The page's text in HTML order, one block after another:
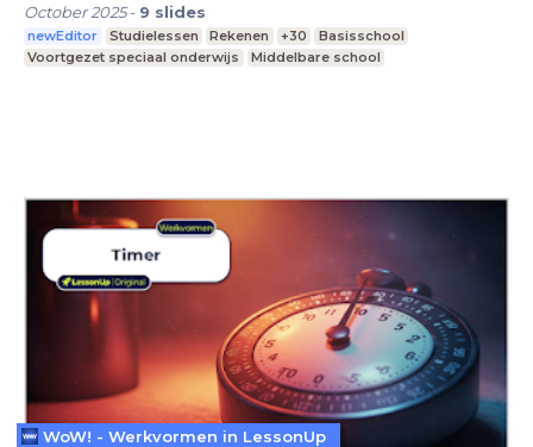
October 2025- 9 slides
newEditor Studielessen Rekenen +30
Basisschool
Voortgezet speciaal onderwijs
Middelbare school
WoW! - Werkvormen in LessonUp